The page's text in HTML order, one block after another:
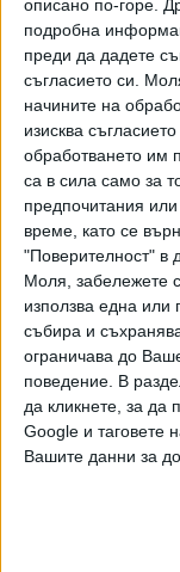
описано по-горе.
подробна
преди да дадете
съгласието си.
начините на
изисква
обработването им
са в сила само за
предпочитания или
време, като се
"Поверителност" в
Моля, забележете
използва една или
събира и
ограничава до
поведение. В
да кликнете, за да
Google и таговете
Вашите данни за
4